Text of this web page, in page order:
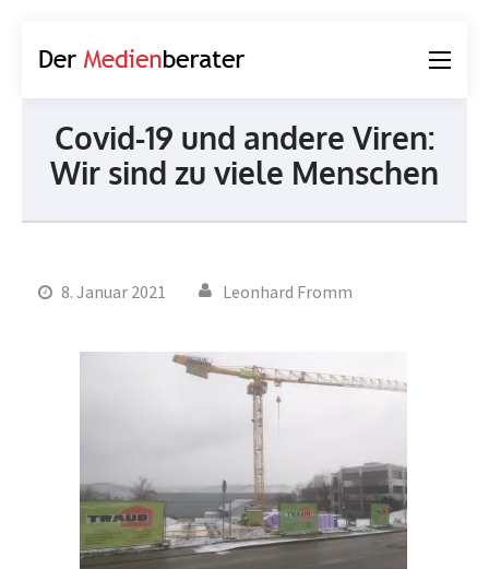
Covid-19 und andere Viren:
Wir sind zu viele Menschen
8. Januar 2021 Leonhard Fromm